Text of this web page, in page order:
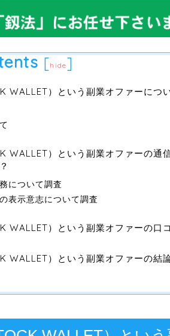
[hide]
WALLET）という副業オファーにつ
WALLET）という副業オファーの通
について調査
表示意志について調査
WALLET）という副業オファーの口
WALLET）という副業オファーの結